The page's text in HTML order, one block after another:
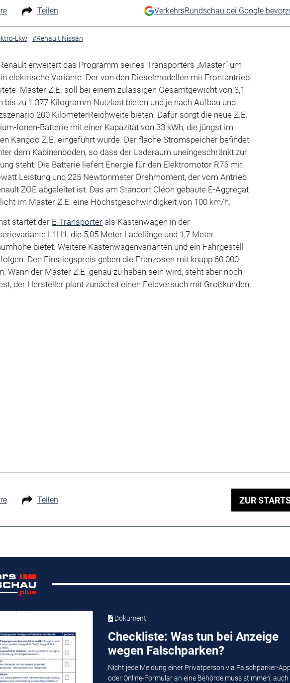
Teilen VerkehrsRundschau bei Google
Lkw #Renault Nissan
erweitert das Programm seines Transporters „Master“ um
elektrische Variante. Der von den Dieselmodellen mit Frontantrieb
Master Z.E. soll bei einem zulässigen Gesamtgewicht von 3,1
bis zu 1.377 Kilogramm Nutzlast bieten und je nach Aufbau und
200 KilometerReichweite bieten. Dafür sorgt die neue Z.E.
Ionen-Batterie mit einer Kapazität von 33 kWh, die jüngst im
Kangoo Z.E. eingeführt wurde. Der flache Stromspeicher befindet
dem Kabinenboden, so dass der Laderaum uneingeschränkt zur
steht. Die Batterie liefert Energie für den Elektromotor R75 mit
Leistung und 225 Newtonmeter Drehmoment, der vom Antrieb
ZOE abgeleitet ist. Das am Standort Cléon gebaute E-Aggregat
im Master Z.E. eine Höchstgeschwindigkeit von 100 km/h.
startet der E-Transporter als Kastenwagen in der
L1H1, die 5,05 Meter Ladelänge und 1,7 Meter
bietet. Weitere Kastenwagenvarianten und ein Fahrgestell
Den Einstiegspreis geben die Franzosen mit knapp 60.000
Wann der Master Z.E. genau zu haben sein wird, steht aber noch
der Hersteller plant zunächst einen Feldversuch mit Großkunden.
Teilen ZUR
Dokument
Checkliste: Was tun bei Anzeige
wegen Falschparken?
Nicht jede Meldung einer Privatperson via Falschparker-
oder Online-Formular an eine Behörde muss stimmen, auch